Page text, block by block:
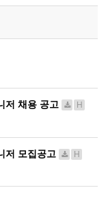
저 채용 공고 H
저 모집공고 H